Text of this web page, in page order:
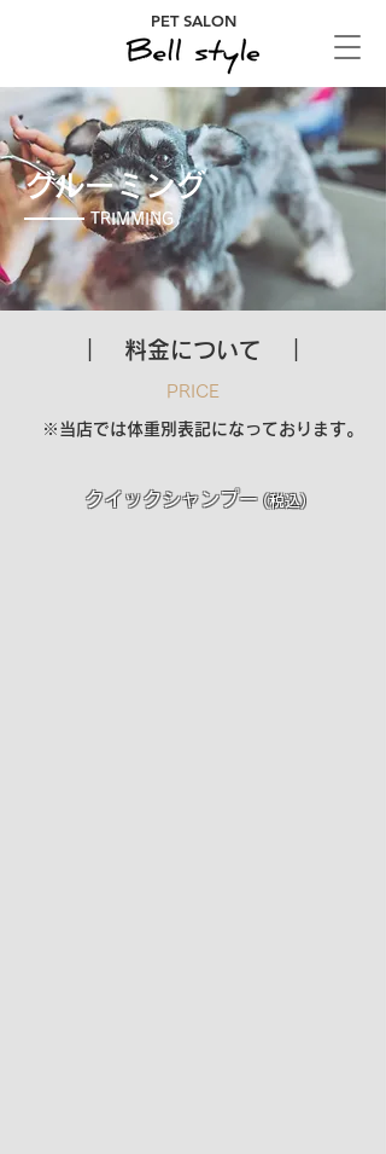
PET SALON
グルーミング
TRIMMING
｜ 料金について ｜
PRICE
​​※当店では体重別表記になっております。
クイックシャンプー (税込)